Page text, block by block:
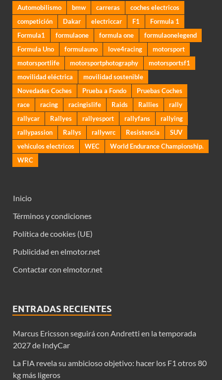
Automobilismo bmw carreras
coches electricos
competición
Dakar electriccar F1
Formula 1
Formula1
formulaone formula one
formulaonelegend
Formula Uno
formulauno love4racing
motorsport
motorsportlife
motorsportphotography
motorsportsf1
movilidad eléctrica
movilidad sostenible
Novedades Coches
Prueba a Fondo
Pruebas Coches
race
racing racingislife Raids Rallies
rally
rallycar
Rallyes rallyesport rallyfans
rallying
rallypassion
Rallys rallywrc Resistencia
SUV
vehiculos electricos
WEC
World Endurance Championship.
WRC
Inicio
Términos y condiciones
Política de cookies (UE)
Publicidad en elmotor.net
Contactar con elmotor.net
ENTRADAS RECIENTES
Marcus Ericsson seguirá con Andretti en la temporada
2027 de IndyCar
La FIA revela su ambicioso objetivo: hacer los F1 otros 80
kg más ligeros